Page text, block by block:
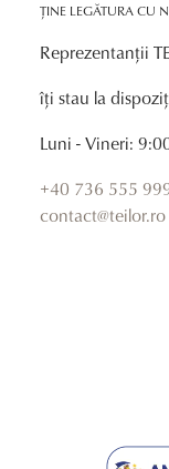
ȚINE LEGĂTURA CU
Reprezentanții
îți stau la
Luni - Vineri:
+40 736 555
contact@teilor.ro